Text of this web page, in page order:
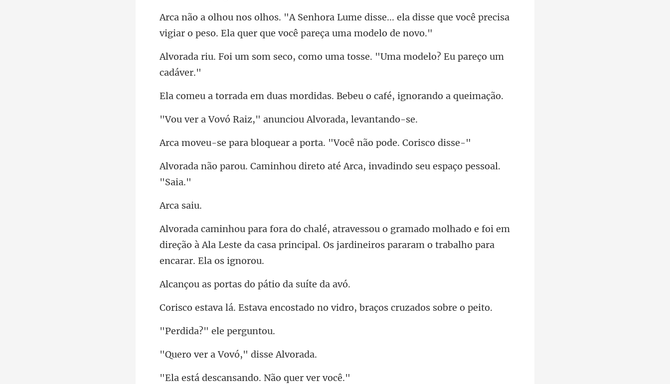
sse... ela disse que você precisa
vigiar o pes
co, como uma tosse. "Uma mo
uas mordidas. Bebeu o ca
iz," anunciou Alvo
quear a porta. "Você n
u direto até Arca, invadind
a s
molhado e foi em
direção à Ala Leste da casa principal. Os
rtas do pátio
encostado no vidro, braç
?" ele p
a Vovó," di
ansando. Não q